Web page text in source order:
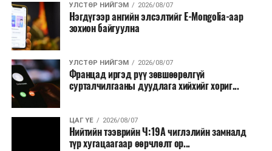
Хуулиар заавал мэдээлэхээс бусад кино,
контент, хэвлэлийн зардал;
Заавал олгохоос бусад тэтгэмж, урамшуулал.
Санхүүгийн хэмнэлтийн горимыг 2026 оны
арванхоёрдугаар сарын 31 хүртэл мөрдөнө. Харин
эрүүл мэндийн салбар уг хэмнэлтийн горимд
хамрагдахгүй бөгөөд цэцэрлэг, сургуулийн хүүхдийн
эрт илрүүлэг, вакцинжуулалт, томуу, томуу төст
өвчний эсрэг арга хэмжээ зэрэг зайлшгүй
УЛСТӨР НИЙГЭМ 2026/08/07
Нэгдүгээр ангийн элсэлтийг E-Mongolia-аар
зохион байгуулна
УЛСТӨР НИЙГЭМ 2026/08/07
Францад иргэд рүү зөвшөөрөлгүй
сурталчилгааны дуудлага хийхийг хориг...
ЦАГ ҮЕ 2026/08/07
Нийтийн тээврийн Ч:19А чиглэлийн замналд
түр хугацаагаар өөрчлөлт ор...